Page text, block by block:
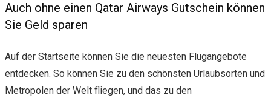
Auch ohne einen Qatar Airways Gutschein können
Sie Geld sparen
Auf der Startseite können Sie die neuesten Flugangebote
entdecken. So können Sie zu den schönsten Urlaubsorten und
Metropolen der Welt fliegen, und das zu den